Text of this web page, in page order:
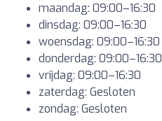
maandag: 09:00–16:30
dinsdag: 09:00–16:30
woensdag: 09:00–16:30
donderdag: 09:00–16:30
vrijdag: 09:00–16:30
zaterdag: Gesloten
zondag: Gesloten